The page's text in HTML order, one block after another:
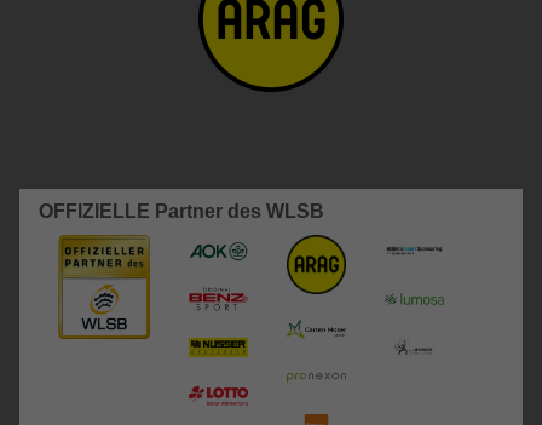
OFFIZIELLE Partner des WLSB